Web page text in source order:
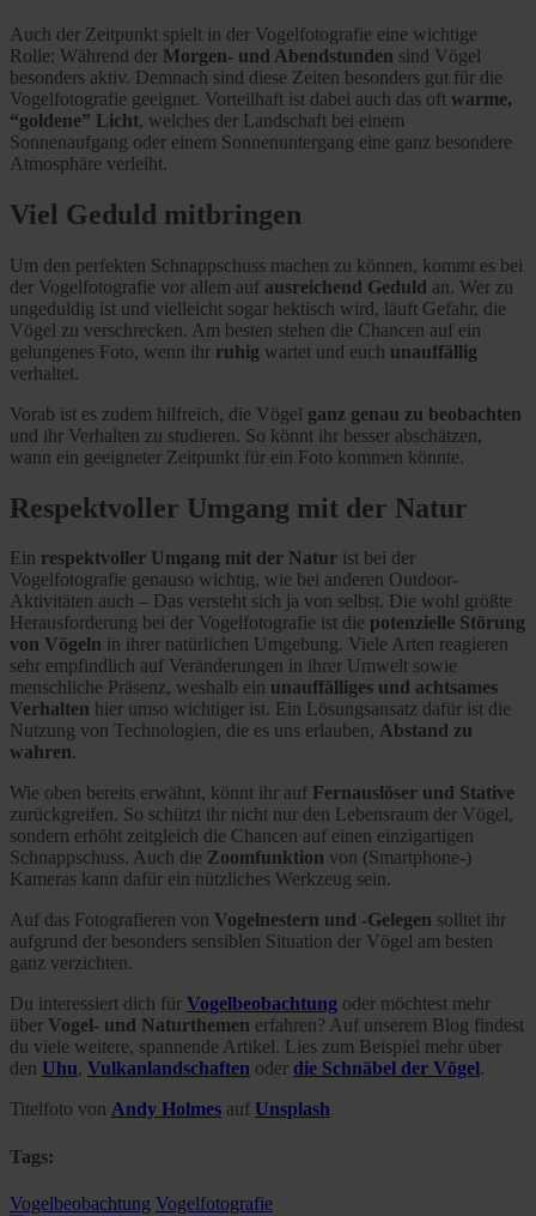
Auch der Zeitpunkt spielt in der Vogelfotografie eine wichtige
Rolle: Während der Morgen- und Abendstunden sind Vögel
besonders aktiv. Demnach sind diese Zeiten besonders gut für die
Vogelfotografie geeignet. Vorteilhaft ist dabei auch das oft warme,
“goldene” Licht, welches der Landschaft bei einem
Sonnenaufgang oder einem Sonnenuntergang eine ganz besondere
Atmosphäre verleiht.
Viel Geduld mitbringen
Um den perfekten Schnappschuss machen zu können, kommt es bei
der Vogelfotografie vor allem auf ausreichend Geduld an. Wer zu
ungeduldig ist und vielleicht sogar hektisch wird, läuft Gefahr, die
Vögel zu verschrecken. Am besten stehen die Chancen auf ein
gelungenes Foto, wenn ihr ruhig wartet und euch unauffällig
verhaltet.
Vorab ist es zudem hilfreich, die Vögel ganz genau zu beobachten
und ihr Verhalten zu studieren. So könnt ihr besser abschätzen,
wann ein geeigneter Zeitpunkt für ein Foto kommen könnte.
Respektvoller Umgang mit der Natur
Ein respektvoller Umgang mit der Natur ist bei der
Vogelfotografie genauso wichtig, wie bei anderen Outdoor-
Aktivitäten auch – Das versteht sich ja von selbst. Die wohl größte
Herausforderung bei der Vogelfotografie ist die potenzielle Störung
von Vögeln in ihrer natürlichen Umgebung. Viele Arten reagieren
sehr empfindlich auf Veränderungen in ihrer Umwelt sowie
menschliche Präsenz, weshalb ein unauffälliges und achtsames
Verhalten hier umso wichtiger ist. Ein Lösungsansatz dafür ist die
Nutzung von Technologien, die es uns erlauben, Abstand zu
wahren.
Wie oben bereits erwähnt, könnt ihr auf Fernauslöser und Stative
zurückgreifen. So schützt ihr nicht nur den Lebensraum der Vögel,
sondern erhöht zeitgleich die Chancen auf einen einzigartigen
Schnappschuss. Auch die Zoomfunktion von (Smartphone-)
Kameras kann dafür ein nützliches Werkzeug sein.
Auf das Fotografieren von Vogelnestern und -Gelegen solltet ihr
aufgrund der besonders sensiblen Situation der Vögel am besten
ganz verzichten.
Du interessiert dich für Vogelbeobachtung oder möchtest mehr
über Vogel- und Naturthemen erfahren? Auf unserem Blog findest
du viele weitere, spannende Artikel. Lies zum Beispiel mehr über
den Uhu, Vulkanlandschaften oder die Schnäbel der Vögel.
Titelfoto von Andy Holmes auf Unsplash
Tags:
Vogelbeobachtung Vogelfotografie